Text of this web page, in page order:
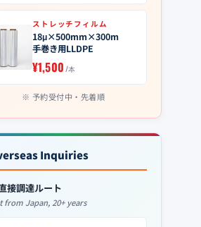
ストレッチフィルム
18μ×500mm×300m
手巻き用LLDPE
¥1,500 /本
予約受付中・先着順
Inquiries
接調達ルート
from Japan, 20+ years